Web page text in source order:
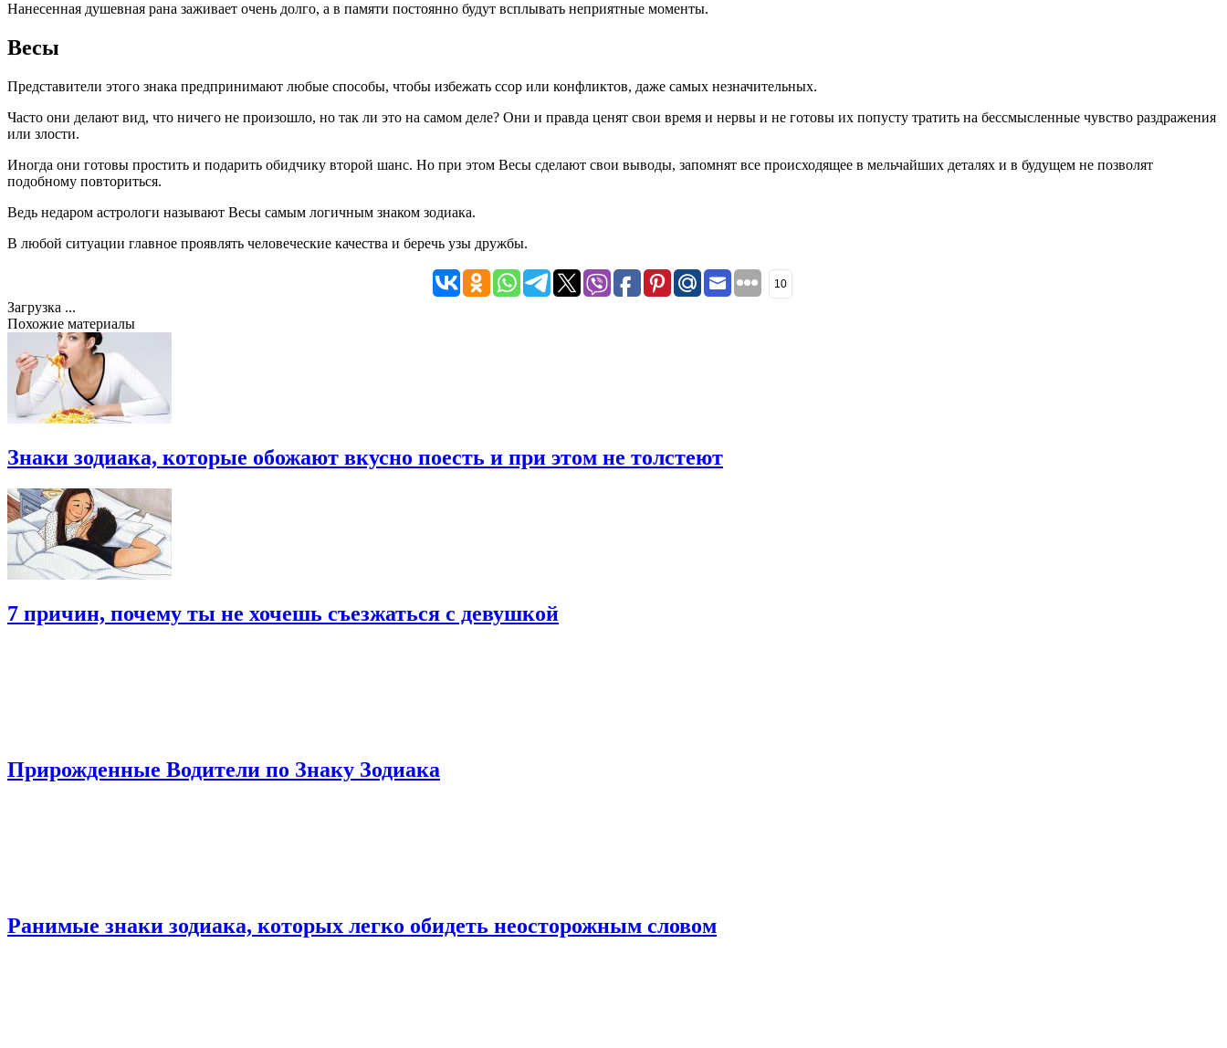
Нанесенная душевная рана заживает очень долго, а в памяти постоянно будут всплывать неприятные моменты.
Весы
Представители этого знака предпринимают любые способы, чтобы избежать ссор или конфликтов, даже самых незначительных.
Часто они делают вид, что ничего не произошло, но так ли это на самом деле? Они и правда ценят свои время и нервы и не готовы их попусту тратить на бессмысленные чувство раздражения
или злости.
Иногда они готовы простить и подарить обидчику второй шанс. Но при этом Весы сделают свои выводы, запомнят все происходящее в мельчайших деталях и в будущем не позволят
подобному повториться.
Ведь недаром астрологи называют Весы самым логичным знаком зодиака.
В любой ситуации главное проявлять человеческие качества и беречь узы дружбы.
10
Загрузка ...
Похожие материалы
Знаки зодиака, которые обожают вкусно поесть и при этом не толстеют
7 причин, почему ты не хочешь съезжаться с девушкой
Прирожденные Водители по Знаку Зодиака
Ранимые знаки зодиака, которых легко обидеть неосторожным словом